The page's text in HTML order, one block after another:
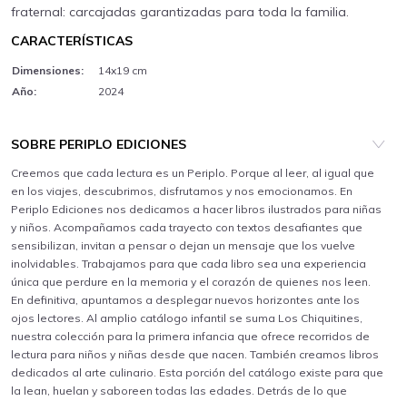
fraternal: carcajadas garantizadas para toda la familia.
CARACTERÍSTICAS
Dimensiones:
14x19 cm
Año:
2024
SOBRE PERIPLO EDICIONES
Creemos que cada lectura es un Periplo. Porque al leer, al igual que
en los viajes, descubrimos, disfrutamos y nos emocionamos. En
Periplo Ediciones nos dedicamos a hacer libros ilustrados para niñas
y niños. Acompañamos cada trayecto con textos desafiantes que
sensibilizan, invitan a pensar o dejan un mensaje que los vuelve
inolvidables. Trabajamos para que cada libro sea una experiencia
única que perdure en la memoria y el corazón de quienes nos leen.
En definitiva, apuntamos a desplegar nuevos horizontes ante los
ojos lectores. Al amplio catálogo infantil se suma Los Chiquitines,
nuestra colección para la primera infancia que ofrece recorridos de
lectura para niños y niñas desde que nacen. También creamos libros
dedicados al arte culinario. Esta porción del catálogo existe para que
la lean, huelan y saboreen todas las edades. Detrás de lo que